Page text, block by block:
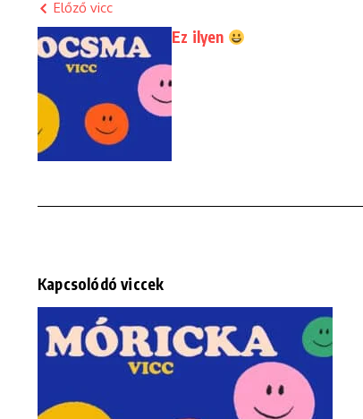
Előző vicc
Ez ilyen
Kapcsolódó viccek